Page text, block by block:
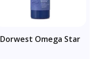
Dorwest Omega Star